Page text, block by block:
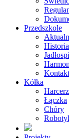
Przedszkole
Kółka
Łączka
Chóry